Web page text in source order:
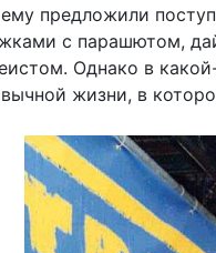
предложили
с парашютом,
Однако в
жизни, в